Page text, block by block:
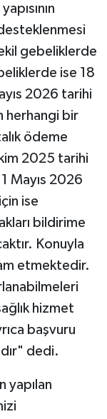
gebeliklerde
ise 18
2026 tarihi
herhangi bir
ödeme
2025 tarihi
Mayıs 2026
ise
bildirime
Konuyla
etmektedir.
hizmet
başvuru
dedi.
yapılan